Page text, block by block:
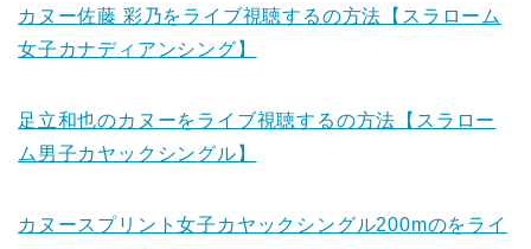
カヌー佐藤 彩乃をライブ視聴するの方法【スラローム
女子カナディアンシング】
足立和也のカヌーをライブ視聴するの方法【スラロー
ム男子カヤックシングル】
カヌースプリント女子カヤックシングル200mのをライ